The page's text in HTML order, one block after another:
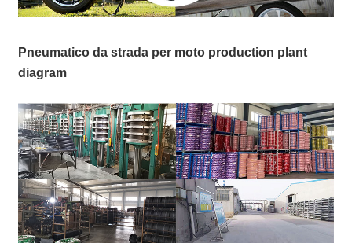
Pneumatico da strada per moto production plant
diagram